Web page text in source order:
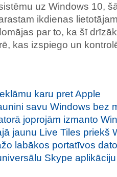
uz Windows 10,
ikdienas
par to, ka šī
kas izspiego un
karu pret Apple
savu Windows bez
joprojām izmanto
jaunu Live Tiles priekš
labākos portatīvos
Skype